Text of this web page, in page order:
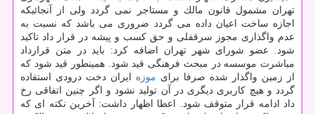
تهران مشمول قانون مالك و مستاجر نمی گردد ولی از آنجائیكه
اجازه ساخت اعیان داده می گردد ضروری می باشد كه نسبت به
عدم واگذاری مجوز سرقفلی و حق كسب و پیشه در قرار داد تاكید
شود. عضو شورای شهر تهران اضافه كرد: باید در متن قرارداد
مباشرت موسسه در مبحث فرهنگی قید شود. همینطور قید شود كه
از زمین واگذار شده صرفا برای موزه ایران دخت درودی استفاده
گردد و هیچ كاربری دیگری در آن تولید نشود و اگر چنین اتفاقی رخ
داد ادامه قرار متوقف شود. اعطا اظهار داشت: آخرین نكته ای كه